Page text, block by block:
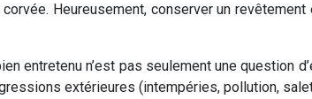
Heureusement, conserver un
entretenu n’est pas seulement une question
extérieures (intempéries, pollution,